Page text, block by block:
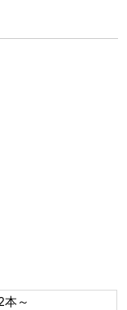
本～